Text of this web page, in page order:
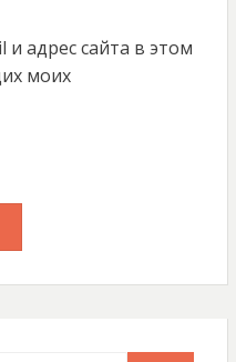
адрес сайта в этом
моих